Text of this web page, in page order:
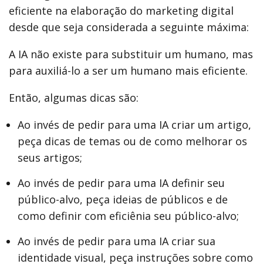
eficiente na elaboração do marketing digital
desde que seja considerada a seguinte máxima:
A IA não existe para substituir um humano, mas
para auxiliá-lo a ser um humano mais eficiente.
Então, algumas dicas são:
Ao invés de pedir para uma IA criar um artigo,
peça dicas de temas ou de como melhorar os
seus artigos;
Ao invés de pedir para uma IA definir seu
público-alvo, peça ideias de públicos e de
como definir com eficiênia seu público-alvo;
Ao invés de pedir para uma IA criar sua
identidade visual, peça instruções sobre como